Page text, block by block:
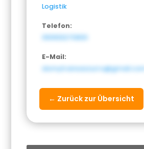
Logistik
Telefon:
393933270830
E-Mail:
domytransazzurro@gmail.com
← Zurück zur Übersicht